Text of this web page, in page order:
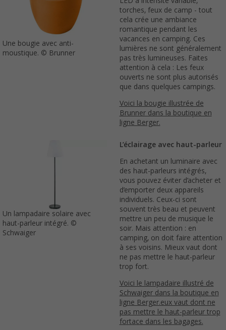
Une bougie avec anti-
moustique. © Brunner
torches, feux de camp - tout
cela crée une ambiance
romantique pendant les
vacances en camping. Ces
lumières ne sont généralement
pas très lumineuses. Faites
attention à cela : Les feux
ouverts ne sont plus autorisés
que dans quelques campings.
Voici la bougie illustrée de
Brunner dans la boutique en
ligne Berger.
Un lampadaire solaire avec
haut-parleur intégré. ©
Schwaiger
L’éclairage avec haut-parleur
En achetant un luminaire avec
des haut-parleurs intégrés,
vous pouvez éviter d’acheter et
d’emporter deux appareils
individuels. Ceux-ci sont
souvent très beau et peuvent
mettre un peu de musique le
soir. Mais attention : en
camping, on doit faire attention
à ses voisins. Mieux vaut dont
ne pas mettre le haut-parleur
trop fort.
Voici le lampadaire illustré de
Schwaiger dans la boutique en
ligne Berger.eux vaut dont ne
pas mettre le haut-parleur trop
fortace dans les bagages.